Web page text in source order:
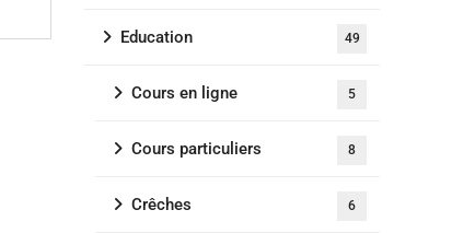
Education 49
Cours en ligne 5
Cours particuliers 8
Crêches 6